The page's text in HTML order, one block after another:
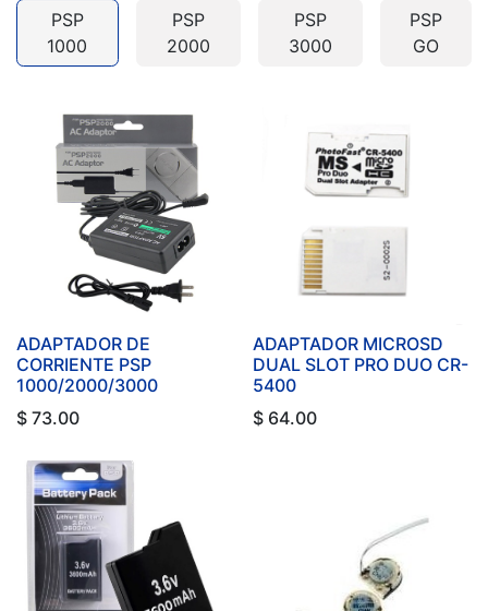
PSP
1000
PSP
2000
PSP
3000
PSP
GO
ADAPTADOR DE
CORRIENTE PSP
1000/2000/3000
$ 73.00
ADAPTADOR MICROSD
DUAL SLOT PRO DUO CR-
5400
$ 64.00